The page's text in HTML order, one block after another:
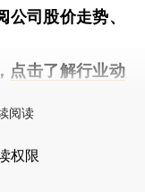
公司股价走势、
点击了解行业动
阅读
权限